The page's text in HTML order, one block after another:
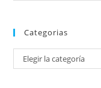
Categorias
Elegir la categoría